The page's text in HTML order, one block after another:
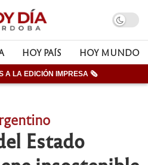
HOY PAÍS HOY MUNDO
A LA EDICIÓN IMPRESA 🗞
Estado